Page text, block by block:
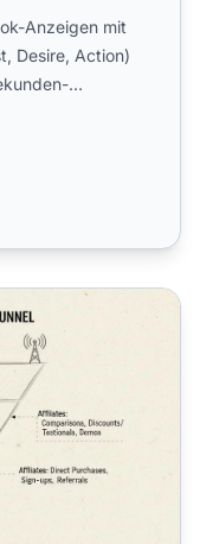
Anzeigen mit
Desire, Action)
Sales Funnels